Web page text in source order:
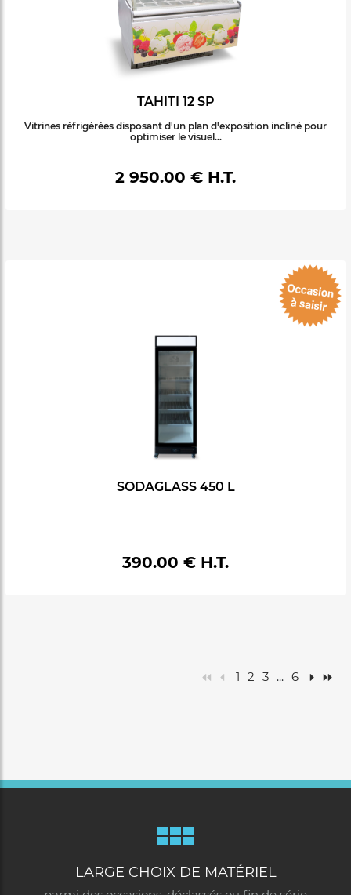
TAHITI 12 SP
Vitrines réfrigérées disposant d'un plan d'exposition incliné pour
optimiser le visuel...
2 950.00 € H.T.
SODAGLASS 450 L
390.00 € H.T.
1 2 3 ... 6
LARGE CHOIX DE MATÉRIEL